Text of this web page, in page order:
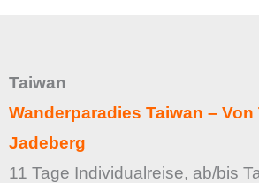
Taiwan
Wanderparadies Taiwan – Von
Jadeberg
11 Tage Individualreise, ab/bis